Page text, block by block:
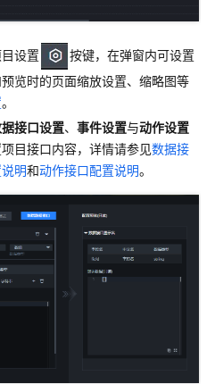
设置
按键，在弹窗内可设置
览时的页面缩放设置、缩略图等
。
接口设置、 事件设置与动作设置
目接口内容，详情请参见数据接
明和动作接口配置说明。